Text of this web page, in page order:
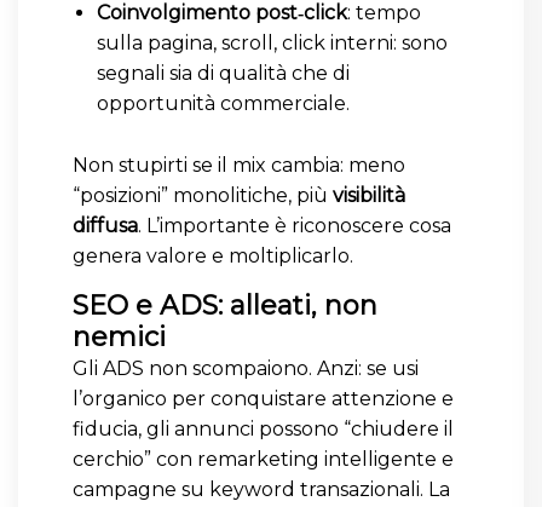
Coinvolgimento post‑click: tempo
sulla pagina, scroll, click interni: sono
segnali sia di qualità che di
opportunità commerciale.
Non stupirti se il mix cambia: meno
“posizioni” monolitiche, più visibilità
diffusa. L’importante è riconoscere cosa
genera valore e moltiplicarlo.
SEO e ADS: alleati, non
nemici
Gli ADS non scompaiono. Anzi: se usi
l’organico per conquistare attenzione e
fiducia, gli annunci possono “chiudere il
cerchio” con remarketing intelligente e
campagne su keyword transazionali. La